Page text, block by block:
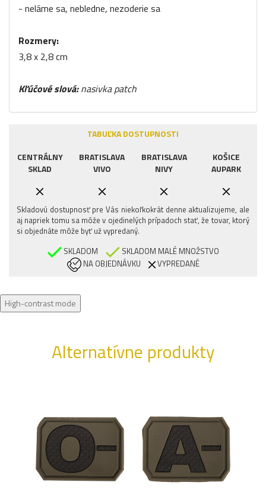
- neláme sa, nebledne, nezoderie sa
Rozmery:
3,8 x 2,8 cm
Kľúčové slová:nasivka patch
TABUĽKA DOSTUPNOSTI
CENTRÁLNY
SKLAD
BRATISLAVA
VIVO
BRATISLAVA
NIVY
KOŠICE
AUPARK
Skladovú dostupnosť pre Vás niekoľkokrát denne aktualizujeme, ale
aj napriek tomu sa môže v ojedinelých prípadoch stať, že tovar, ktorý
si objednáte môže byť už vypredaný.
SKLADOM
SKLADOM MALÉ MNOŽSTVO
NA OBJEDNÁVKU
VYPREDANÉ
High-contrast mode
Alternatívne produkty